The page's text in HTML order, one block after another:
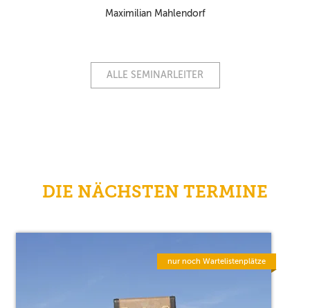
Maximilian Mahlendorf
ALLE SEMINARLEITER
DIE NÄCHSTEN TERMINE
nur noch Wartelistenplätze